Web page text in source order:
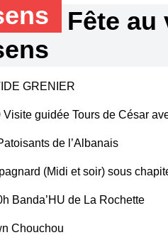
Fête au
GRENIER
Visite guidée Tours de César
de l’Albanais
(Midi et soir) sous
Banda’HU de La Rochette
Chouchou